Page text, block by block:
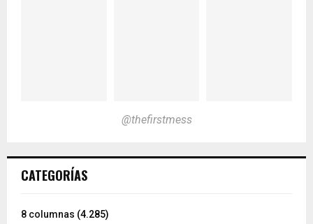
@thefirstmess
CATEGORÍAS
8 columnas (4.285)